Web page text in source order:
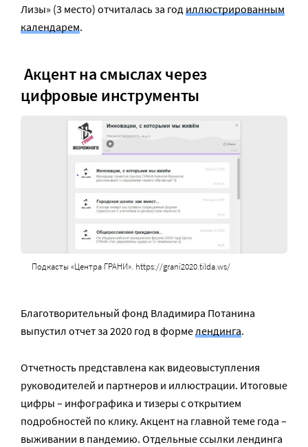
Лизы» (3 место) отчиталась за год иллюстрированным
календарем.
Акцент на смыслах через
цифровые инструменты
Подкасты «Центра ГРАНИ». https://grani2020.tilda.ws/
Благотворительный фонд Владимира Потанина
выпустил отчет за 2020 год в формелендинга.
Отчетность представлена как видеовыступления
руководителей и партнеров и иллюстрации. Итоговые
цифры – инфографика и тизеры с открытием
подробностей по клику. Акцент на главной теме года –
выживании в пандемию. Отдельные ссылки лендинга